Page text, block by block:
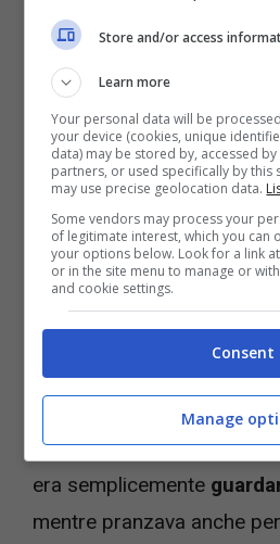
Tweet (videogochi.com)
L’accusa era quella di
di terze parti non
computer fornito dal
supervisore avevavistoun
schermo del computer
pranzo e aveva
visto come una partita.
sindacale ha dimostrato
dubbio che ciò che il
era semplicemente
mentre pranzava anche
Store and/or access
Learn more
Your personal data will be
your device (cookies, unique
data) may be stored by, accessed
partners, or used specifically by this
may use precise geolocation data.
Some vendors may process your
of legitimate interest, which you can
your options below. Look for a link
or in the site menu to manage or
and cookie settings.
Consent
Manage